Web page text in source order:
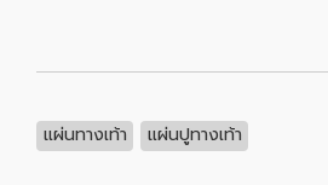
แผ่นทางเท้า แผ่นปูทางเท้า